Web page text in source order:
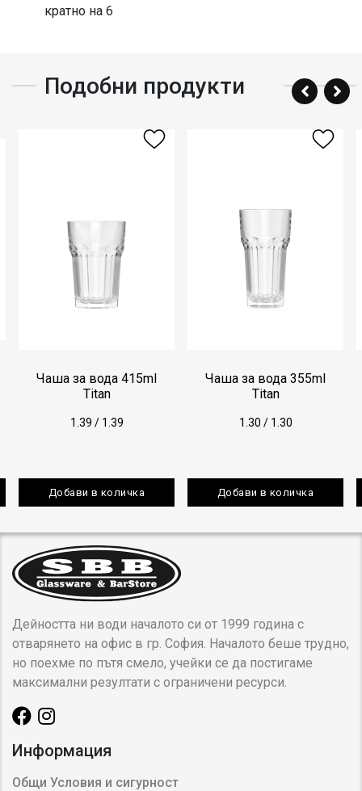
кратно на 6
Подобни продукти
Чаша за вода 415ml
Titan
1.39 / 1.39
Добави в количка
Чаша за вода 355ml
Titan
1.30 / 1.30
Добави в количка
Дейността ни води началото си от 1999 година с
отварянето на офис в гр. София. Началото беше трудно,
но поехме по пътя смело, учейки се да постигаме
максимални резултати с ограничени ресурси.
Информация
Общи Условия и сигурност